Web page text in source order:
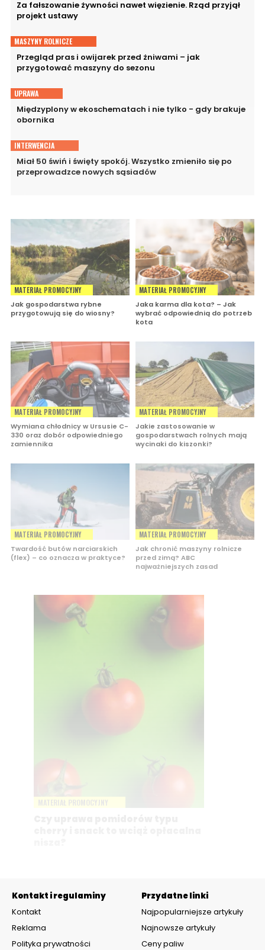
Za fałszowanie żywności nawet więzienie. Rząd przyjął
projekt ustawy
MASZYNY ROLNICZE
Przegląd pras i owijarek przed żniwami – jak
przygotować maszyny do sezonu
UPRAWA
Międzyplony w ekoschematach i nie tylko - gdy brakuje
obornika
INTERWENCJA
Miał 50 świń i święty spokój. Wszystko zmieniło się po
przeprowadzce nowych sąsiadów
MATERIAŁ PROMOCYJNY
Jak gospodarstwa rybne
przygotowują się do wiosny?
MATERIAŁ PROMOCYJNY
Jaka karma dla kota? – Jak
wybrać odpowiednią do potrzeb
kota
MATERIAŁ PROMOCYJNY
Wymiana chłodnicy w Ursusie C-
330 oraz dobór odpowiedniego
zamiennika
MATERIAŁ PROMOCYJNY
Jakie zastosowanie w
gospodarstwach rolnych mają
wycinaki do kiszonki?
MATERIAŁ PROMOCYJNY
Twardość butów narciarskich
(flex) – co oznacza w praktyce?
MATERIAŁ PROMOCYJNY
Jak chronić maszyny rolnicze
przed zimą? ABC
najważniejszych zasad
Kontakt i regulaminy
Kontakt
Reklama
Polityka prywatności
Przydatne linki
Najpopularniejsze artykuły
Najnowsze artykuły
Ceny paliw